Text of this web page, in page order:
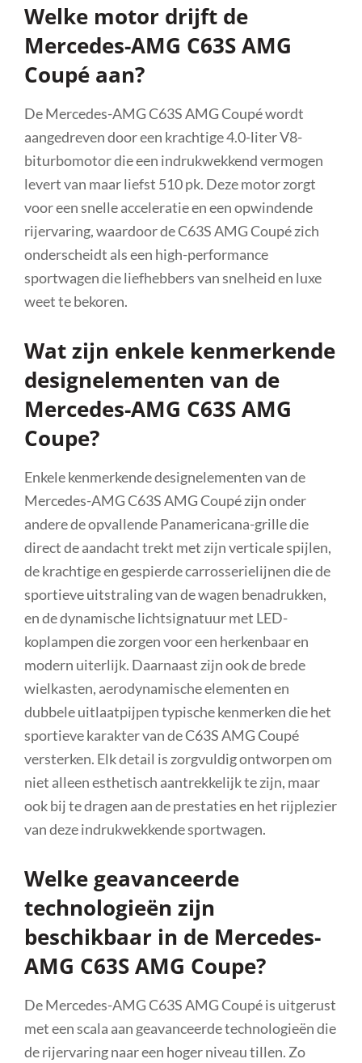
Welke motor drijft de
Mercedes-AMG C63S AMG
Coupé aan?
De Mercedes-AMG C63S AMG Coupé wordt
aangedreven door een krachtige 4.0-liter V8-
biturbomotor die een indrukwekkend vermogen
levert van maar liefst 510 pk. Deze motor zorgt
voor een snelle acceleratie en een opwindende
rijervaring, waardoor de C63S AMG Coupé zich
onderscheidt als een high-performance
sportwagen die liefhebbers van snelheid en luxe
weet te bekoren.
Wat zijn enkele kenmerkende
designelementen van de
Mercedes-AMG C63S AMG
Coupe?
Enkele kenmerkende designelementen van de
Mercedes-AMG C63S AMG Coupé zijn onder
andere de opvallende Panamericana-grille die
direct de aandacht trekt met zijn verticale spijlen,
de krachtige en gespierde carrosserielijnen die de
sportieve uitstraling van de wagen benadrukken,
en de dynamische lichtsignatuur met LED-
koplampen die zorgen voor een herkenbaar en
modern uiterlijk. Daarnaast zijn ook de brede
wielkasten, aerodynamische elementen en
dubbele uitlaatpijpen typische kenmerken die het
sportieve karakter van de C63S AMG Coupé
versterken. Elk detail is zorgvuldig ontworpen om
niet alleen esthetisch aantrekkelijk te zijn, maar
ook bij te dragen aan de prestaties en het rijplezier
van deze indrukwekkende sportwagen.
Welke geavanceerde
technologieën zijn
beschikbaar in de Mercedes-
AMG C63S AMG Coupe?
De Mercedes-AMG C63S AMG Coupé is uitgerust
met een scala aan geavanceerde technologieën die
de rijervaring naar een hoger niveau tillen. Zo